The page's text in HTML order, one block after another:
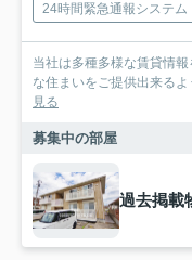
24時間緊急通報システム
当社は多種多様な賃貸情
な住まいをご提供出来る
見る
募集中の部屋
過去掲載